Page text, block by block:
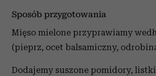
Sposób przygotowania
Mięso mielone przyprawiamy
(pieprz, ocet balsamiczny,
Dodajemy suszone pomidory,